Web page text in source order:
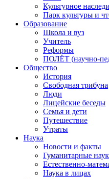
Культурное
Парк культуры и
Образование
Школа и вуз
Учитель
Реформы
ПОЛЁТ (научно-
Общество
История
Свободная трибуна
Люди
Лицейские беседы
Семья и дети
Путешествие
Утраты
Наука
Новости и факты
Гуманитарные
Естественно-
Наука в лицах